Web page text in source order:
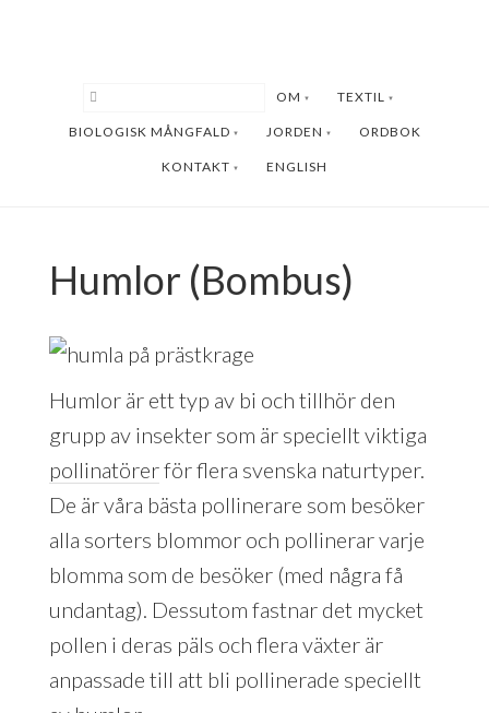
huvudinnehåll
OM TEXTIL
BIOLOGISK MÅNGFALD JORDEN ORDBOK
KONTAKT ENGLISH
Humlor (Bombus)
Humlor är ett typ av bi och tillhör den
grupp av insekter som är speciellt viktiga
pollinatörerför flera svenska naturtyper.
De är våra bästa pollinerare som besöker
alla sorters blommor och pollinerar varje
blomma som de besöker (med några få
undantag). Dessutom fastnar det mycket
pollen i deras päls och flera växter är
anpassade till att bli pollinerade speciellt